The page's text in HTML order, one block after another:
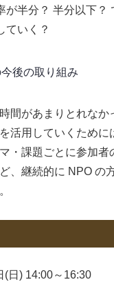
が半分？ 半分以下？
ていく？
後の取り組み
間があまりとれなか
活用していくために
・課題ごとに参加者
、継続的に NPO の
(日) 14:00～16:30